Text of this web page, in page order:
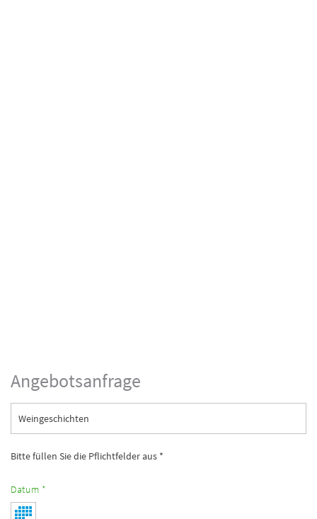
Angebotsanfrage
Weingeschichten
Bitte füllen Sie die Pflichtfelder aus *
Datum *